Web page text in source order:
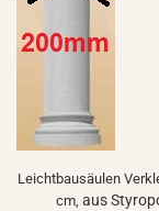
Leichtbausäulen
cm, aus